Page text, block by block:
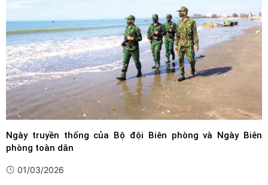
Ngày truyền thống của Bộ đội Biên phòng và Ngày Biên
phòng toàn dân
01/03/2026